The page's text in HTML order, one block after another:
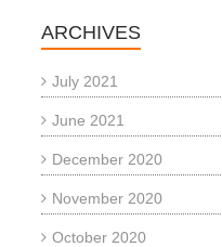
ARCHIVES
July 2021
June 2021
December 2020
November 2020
October 2020